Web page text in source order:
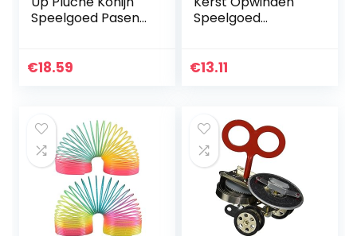
Speelgoed Pasen
Pasen Uurwerk
€18.59
Speelgoed
Santa Uurwerk
€13.11